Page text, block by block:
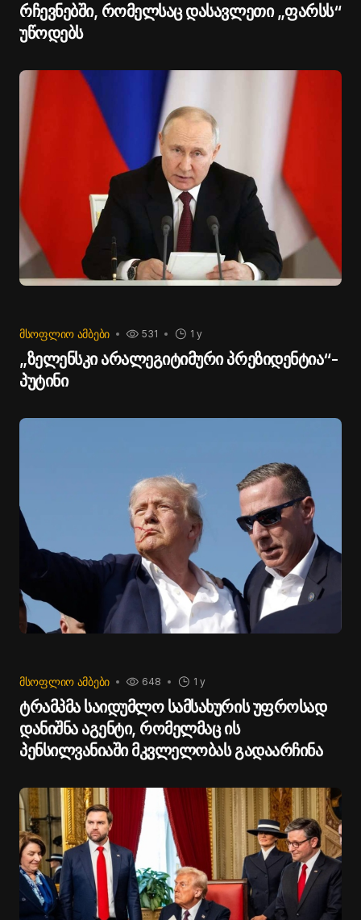
რჩევნებში, რომელსაც დასავლეთი „ფარსს“
უწოდებს
ᲛᲡᲝᲤᲚᲘᲝ ᲐᲛᲑᲔᲑᲘ 1 y
531
„ზელენსკი არალეგიტიმური პრეზიდენტია“-
პუტინი
ᲛᲡᲝᲤᲚᲘᲝ ᲐᲛᲑᲔᲑᲘ 1 y
648
ტრამპმა საიდუმლო სამსახურის უფროსად
დანიშნა აგენტი, რომელმაც ის
პენსილვანიაში მკვლელობას გადაარჩინა